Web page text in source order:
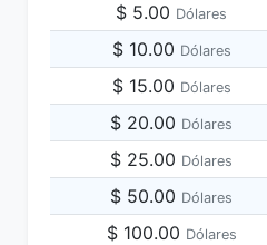
$ 5.00 Dólares
$ 10.00 Dólares
$ 15.00 Dólares
$ 20.00 Dólares
$ 25.00 Dólares
$ 50.00 Dólares
$ 100.00 Dólares